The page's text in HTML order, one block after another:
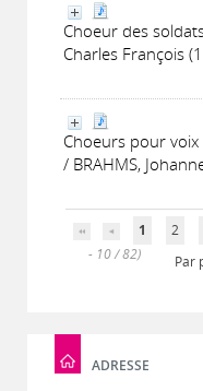
Choeur des
Charles François
Choeurs pour
/ BRAHMS,
1 2
- 10 / 82)
Par
ADRESSE